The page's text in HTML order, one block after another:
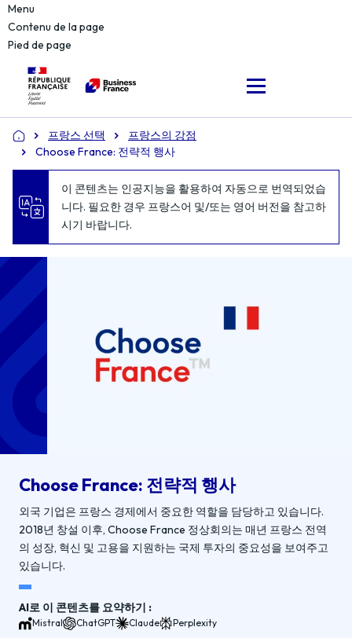
Menu
Contenu de la page
Pied de page
Accueil 프랑스 선택
프랑스의 강점
Choose France: 전략적 행사
이 콘텐츠는 인공지능을 활용하여 자동으로 번역되었습
니다. 필요한 경우 프랑스어 및/또는 영어 버전을 참고하
시기 바랍니다.
Choose France: 전략적 행사
외국 기업은 프랑스 경제에서 중요한 역할을 담당하고 있습니다.
2018년 창설 이후, Choose France 정상회의는 매년 프랑스 전역
의 성장, 혁신 및 고용을 지원하는 국제 투자의 중요성을 보여주고
있습니다.
AI로 이 콘텐츠를 요약하기 :
Mistral ChatGPT Claude Perplexity